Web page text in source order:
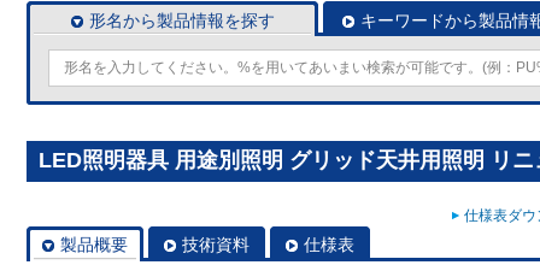
形名から製品情報を探す キーワードから製品情
LED照明器具 用途別照明 グリッド天井用照明 リ
仕様表ダ
製品概要 技術資料 仕様表